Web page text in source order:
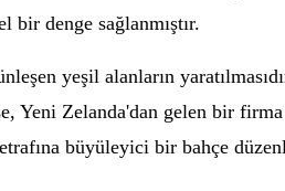
bir denge sağlanmıştır.
yeşil alanların
Yeni Zelanda'dan gelen bir
büyüleyici bir bahçe